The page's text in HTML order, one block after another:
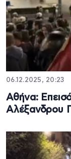
06.12.2025, 20:23
Αθήνα:
Αλέξανδρου